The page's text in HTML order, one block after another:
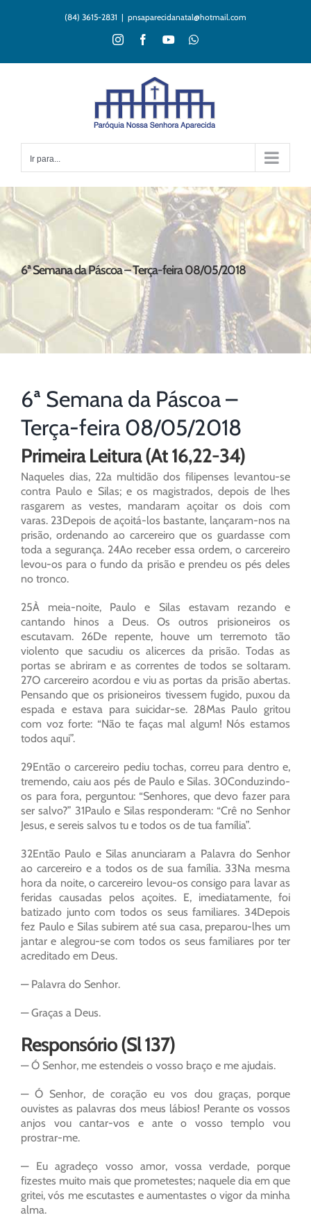
(84) 3615-2831 | pnsaparecidanatal@hotmail.com
InstagramFacebookYouTubeWhatsApp
Ir para...
6ª Semana da Páscoa – Terça-feira 08/05/2018
6ª Semana da Páscoa –
Terça-feira 08/05/2018
Primeira Leitura (At 16,22-34)
Naqueles dias, 22a multidão dos filipenses levantou-se
contra Paulo e Silas; e os magistrados, depois de lhes
rasgarem as vestes, mandaram açoitar os dois com
varas. 23Depois de açoitá-los bastante, lançaram-nos na
prisão, ordenando ao carcereiro que os guardasse com
toda a segurança. 24Ao receber essa ordem, o carcereiro
levou-os para o fundo da prisão e prendeu os pés deles
no tronco.
25À meia-noite, Paulo e Silas estavam rezando e
cantando hinos a Deus. Os outros prisioneiros os
escutavam. 26De repente, houve um terremoto tão
violento que sacudiu os alicerces da prisão. Todas as
portas se abriram e as correntes de todos se soltaram.
27O carcereiro acordou e viu as portas da prisão abertas.
Pensando que os prisioneiros tivessem fugido, puxou da
espada e estava para suicidar-se. 28Mas Paulo gritou
com voz forte: “Não te faças mal algum! Nós estamos
todos aqui”.
29Então o carcereiro pediu tochas, correu para dentro e,
tremendo, caiu aos pés de Paulo e Silas. 30Conduzindo-
os para fora, perguntou: “Senhores, que devo fazer para
ser salvo?” 31Paulo e Silas responderam: “Crê no Senhor
Jesus, e sereis salvos tu e todos os de tua família”.
32Então Paulo e Silas anunciaram a Palavra do Senhor
ao carcereiro e a todos os de sua família. 33Na mesma
hora da noite, o carcereiro levou-os consigo para lavar as
feridas causadas pelos açoites. E, imediatamente, foi
batizado junto com todos os seus familiares. 34Depois
fez Paulo e Silas subirem até sua casa, preparou-lhes um
jantar e alegrou-se com todos os seus familiares por ter
acreditado em Deus.
— Palavra do Senhor.
— Graças a Deus.
Responsório (Sl 137)
— Ó Senhor, me estendeis o vosso braço e me ajudais.
— Ó Senhor, de coração eu vos dou graças, porque
ouvistes as palavras dos meus lábios! Perante os vossos
anjos vou cantar-vos e ante o vosso templo vou
prostrar-me.
— Eu agradeço vosso amor, vossa verdade, porque
fizestes muito mais que prometestes; naquele dia em que
gritei, vós me escutastes e aumentastes o vigor da minha
alma.